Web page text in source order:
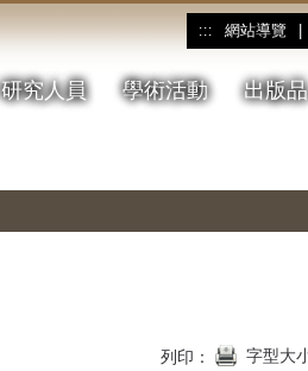
::: 網站導覽
研究人員 學術活動 出版品
列印： 字型大